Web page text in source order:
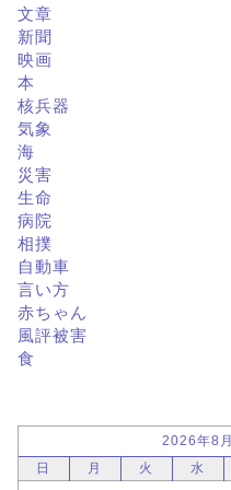
文章
新聞
映画
本
核兵器
気象
海
災害
生命
病院
相撲
自動車
言い方
赤ちゃん
風評被害
食
2026年8月
日
月 火 水